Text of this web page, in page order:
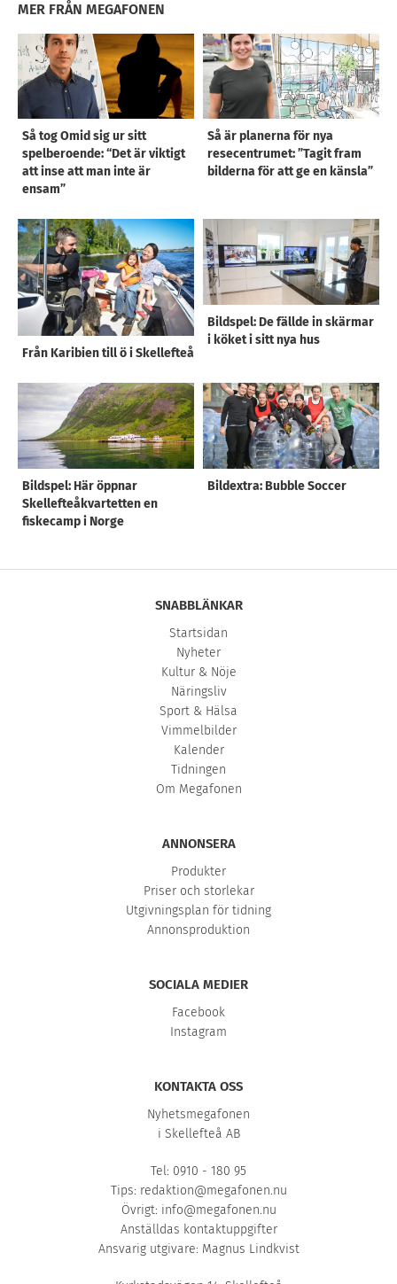
MER FRÅN MEGAFONEN
Så tog Omid sig ur sitt
spelberoende: “Det är viktigt
att inse att man inte är
ensam”
Så är planerna för nya
resecentrumet: ”Tagit fram
bilderna för att ge en känsla”
Från Karibien till ö i Skellefteå
Bildspel: De fällde in skärmar
i köket i sitt nya hus
Bildspel: Här öppnar
Skellefteåkvartetten en
fiskecamp i Norge
Bildextra: Bubble Soccer
SNABBLÄNKAR
Startsidan
Nyheter
Kultur & Nöje
Näringsliv
Sport & Hälsa
Vimmelbilder
Kalender
Tidningen
Om Megafonen
ANNONSERA
Produkter
Priser och storlekar
Utgivningsplan för tidning
Annonsproduktion
SOCIALA MEDIER
Facebook
Instagram
KONTAKTA OSS
Nyhetsmegafonen
i Skellefteå AB
Tel: 0910 - 180 95
Tips: redaktion@megafonen.nu
Övrigt: info@megafonen.nu
Anställdas kontaktuppgifter
Ansvarig utgivare: Magnus Lindkvist